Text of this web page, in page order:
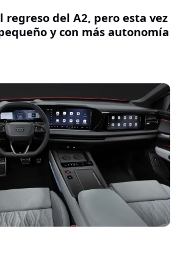
del A2, pero esta vez
y con más autonomía